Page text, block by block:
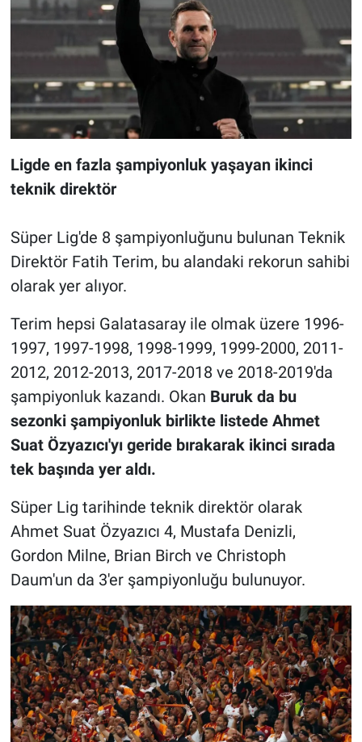
Ligde en fazla şampiyonluk yaşayan ikinci
teknik direktör
Süper Lig'de 8 şampiyonluğunu bulunan Teknik
Direktör Fatih Terim, bu alandaki rekorun sahibi
olarak yer alıyor.
Terim hepsi Galatasaray ile olmak üzere 1996-
1997, 1997-1998, 1998-1999, 1999-2000, 2011-
2012, 2012-2013, 2017-2018 ve 2018-2019'da
şampiyonluk kazandı. Okan Buruk da bu
sezonki şampiyonluk birlikte listede Ahmet
Suat Özyazıcı'yı geride bırakarak ikinci sırada
tek başında yer aldı.
Süper Lig tarihinde teknik direktör olarak
Ahmet Suat Özyazıcı 4, Mustafa Denizli,
Gordon Milne, Brian Birch ve Christoph
Daum'un da 3'er şampiyonluğu bulunuyor.